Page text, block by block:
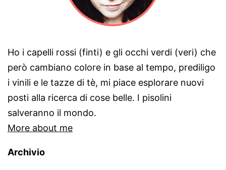
Ho i capelli rossi (finti) e gli occhi verdi (veri) che
però cambiano colore in base al tempo, prediligo
i vinili e le tazze di tè, mi piace esplorare nuovi
posti alla ricerca di cose belle. I pisolini
salveranno il mondo.
More about me
Archivio